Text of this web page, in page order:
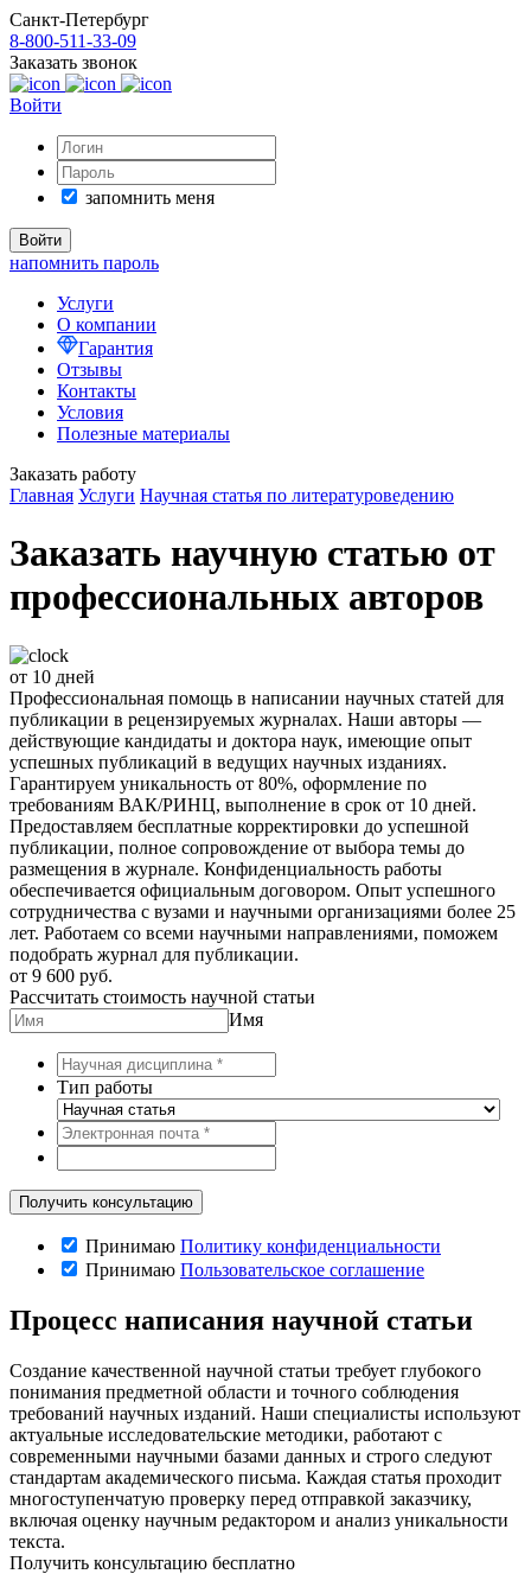
Санкт-Петербург
8-800-511-33-09
Заказать звонок
Войти
запомнить меня
напомнить пароль
Услуги
О компании
Гарантия
Отзывы
Контакты
Условия
Полезные материалы
Заказать работу
Главная Услуги Научная статья по литературоведению
Заказать научную статью от
профессиональных авторов
от 10 дней
Профессиональная помощь в написании научных статей для
публикации в рецензируемых журналах. Наши авторы —
действующие кандидаты и доктора наук, имеющие опыт
успешных публикаций в ведущих научных изданиях.
Гарантируем уникальность от 80%, оформление по
требованиям ВАК/РИНЦ, выполнение в срок от 10 дней.
Предоставляем бесплатные корректировки до успешной
публикации, полное сопровождение от выбора темы до
размещения в журнале. Конфиденциальность работы
обеспечивается официальным договором. Опыт успешного
сотрудничества с вузами и научными организациями более 25
лет. Работаем со всеми научными направлениями, поможем
подобрать журнал для публикации.
от 9 600 руб.
Рассчитать стоимость научной статьи
Имя
Тип работы
Принимаю Политику конфиденциальности
Принимаю Пользовательское соглашение
Процесс написания научной статьи
Создание качественной научной статьи требует глубокого
понимания предметной области и точного соблюдения
требований научных изданий. Наши специалисты используют
актуальные исследовательские методики, работают с
современными научными базами данных и строго следуют
стандартам академического письма. Каждая статья проходит
многоступенчатую проверку перед отправкой заказчику,
включая оценку научным редактором и анализ уникальности
текста.
Получить консультацию бесплатно